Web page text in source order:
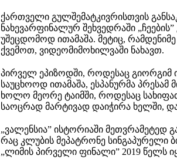
ქართველი გულშემატკივრისთვის
ნახევარფინალურ შეხვედრაში
უშეცდომოდ ითამაშა. მეტიც,
ქვემოთ, ვიდეომიმოხილვაში ნახავთ.
პირველ ეპიზოდში, როდესაც გიორგიმ
საუცხოოდ ითამაშა, ესპანურმა
ხოლო მეორე ტაიმში, როდესაც
საოცრად მარტივად დაიჭირა ხელში,
„ვალენსია” ისტორიაში მეთვრამეტედ
რაც კლუბის მეპატრონე სინგაპურელი
„ლიმის პირველი ფინალი” 2019 წელს